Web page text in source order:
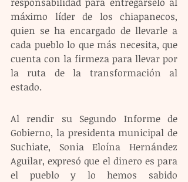
máximo líder de los chiapanecos,
quien se ha encargado de llevarle a
cada pueblo lo que más necesita, que
cuenta con la firmeza para llevar por
la ruta de la transformación al
estado.
Al rendir su Segundo Informe de
Gobierno, la presidenta municipal de
Suchiate, Sonia Eloína Hernández
Aguilar, expresó que el dinero es para
el pueblo y lo hemos sabido